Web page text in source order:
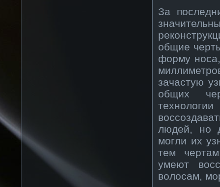
За
общие
форму
зачастую
общих
людей, но
могли их
тем
умеют
волосам,